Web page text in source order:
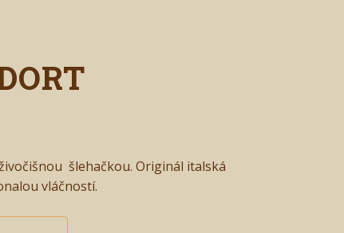
šlehačkou. Originál italská
vláčností.